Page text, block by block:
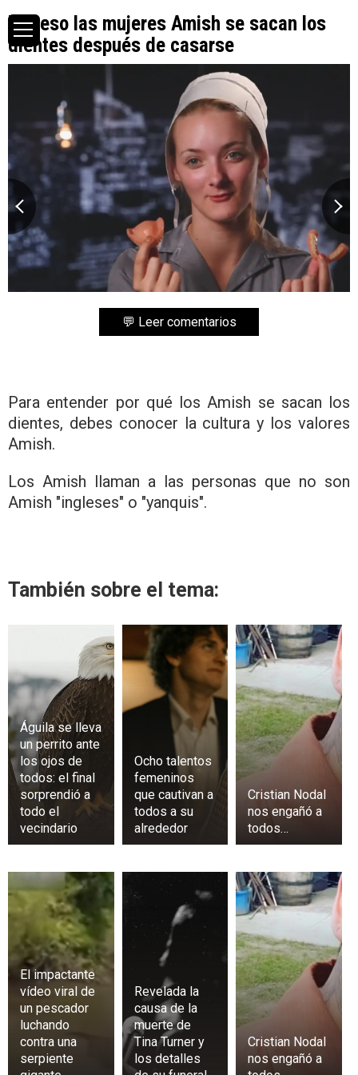
Por eso las mujeres Amish se sacan los
dientes después de casarse
💬 Leer comentarios
Para entender por qué los Amish se sacan los
dientes, debes conocer la cultura y los valores
Amish.
Los Amish llaman a las personas que no son
Amish "ingleses" o "yanquis".
También sobre el tema:
Águila se lleva
un perrito ante
los ojos de
todos: el final
sorprendió a
todo el
vecindario
Ocho talentos
femeninos
que cautivan a
todos a su
alrededor
Cristian Nodal
nos engañó a
todos…
El impactante
vídeo viral de
un pescador
luchando
contra una
serpiente
Revelada la
causa de la
muerte de
Tina Turner y
los detalles
Cristian Nodal
nos engañó a